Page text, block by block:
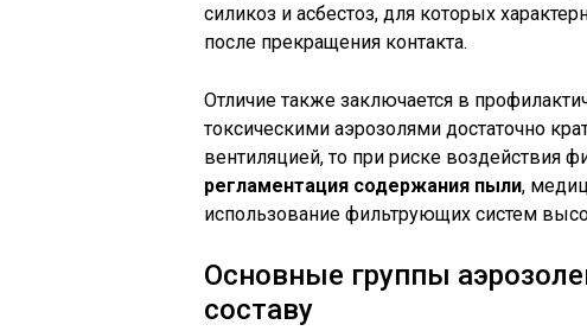
силикоз и асбестоз, для которых
после прекращения контакта.
Отличие также заключается в
токсическими аэрозолями достаточно
вентиляцией, то при риске воздействия
регламентация содержания пыли,
использование фильтрующих систем
Основные группы
составу